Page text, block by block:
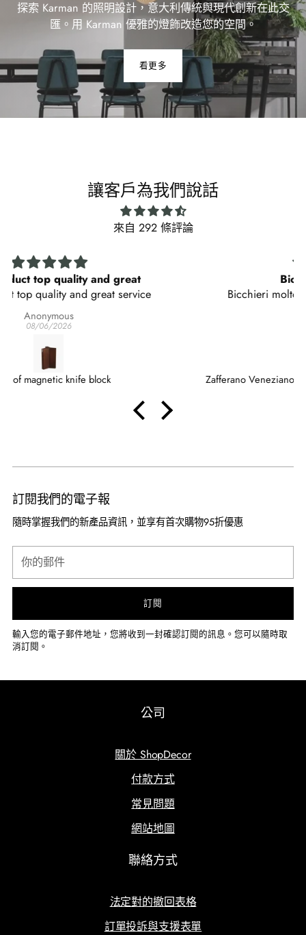
探索 Karman 的照明設計，意大利傳統與現代創新在此交
匯。用 Karman 優雅的燈飾改造您的空間。
看更多
讓客戶為我們說話
來自 292 條評論
Bicchieri molto belli
Bicchieri molto belli, proprio quello che mi
Zafferano Veneziano Mixology Balloon goblet 52 cl - 17.58 oz
訂閱我們的電子報
隨時掌握我們的新產品資訊，並享有首次購物95折優惠
郵
訂閱
輸入您的電子郵件地址，您將收到一封確認訂閱的訊息。您可以隨時取
消訂閱。
公司
關於 ShopDecor
付款方式
常見問題
網站地圖
聯絡方式
法定對的撤回表格
訂單投訴與支援表單